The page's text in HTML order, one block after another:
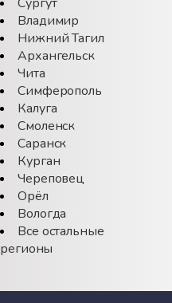
Владимир
Нижний Тагил
Архангельск
Чита
Симферополь
Калуга
Смоленск
Саранск
Курган
Череповец
Орёл
Вологда
Все остальные
регионы